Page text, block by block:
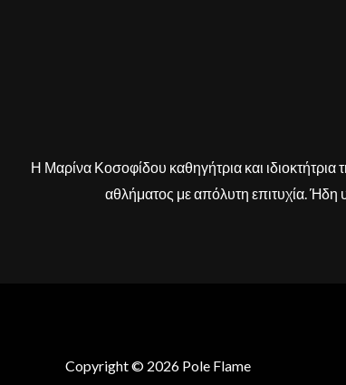
Η Μαρίνα Κοσοφίδου καθηγήτρια και
αθλήματος με απόλυτη επιτυχία. Ήδη
Copyright © 2026 Pole Flame